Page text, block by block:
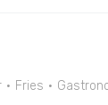
Fries